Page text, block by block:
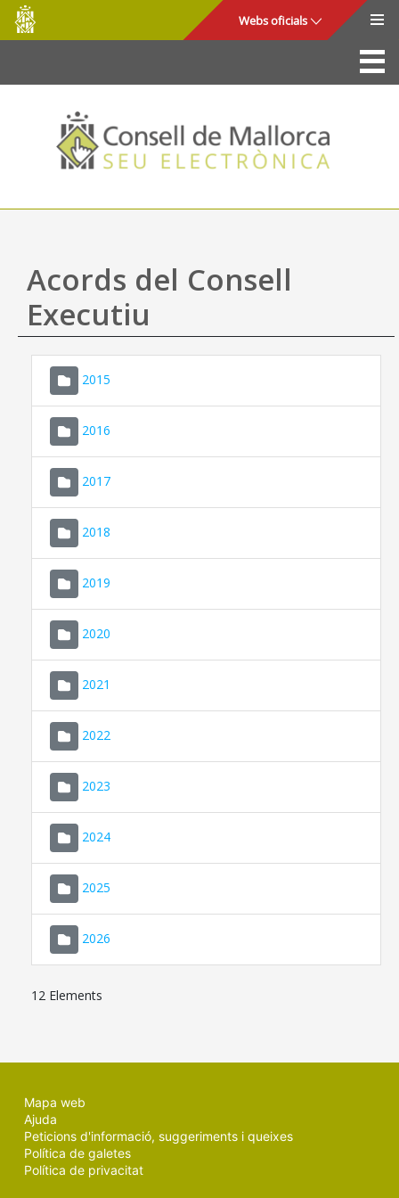
Salta al contingut principal
Consell
de
Mallorca
Webs oficials
La Seu
Consell de Mallorca
Accés i seguretat
Utilitats
Ajuda
Acords del Consell
Executiu
2015
2016
2017
2018
2019
2020
2021
2022
2023
2024
2025
2026
12 Elements
Mapa web
Ajuda
Peticions d'informació, suggeriments i queixes
Política de galetes
Política de privacitat